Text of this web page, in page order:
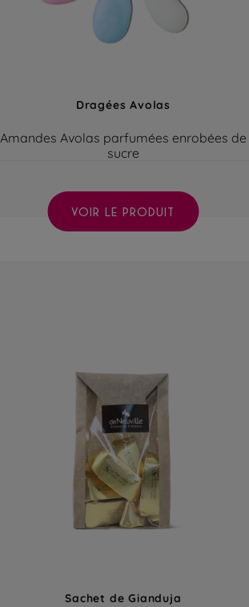
Dragées Avolas
Amandes Avolas parfumées enrobées de
sucre
VOIR LE PRODUIT
Sachet de Gianduja